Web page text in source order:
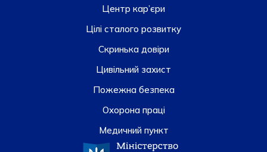
Центр кар’єри
Цілі сталого розвитку
Скринька довiри
Цивільний захист
Пожежна безпека
Охорона праці
Медичний пункт